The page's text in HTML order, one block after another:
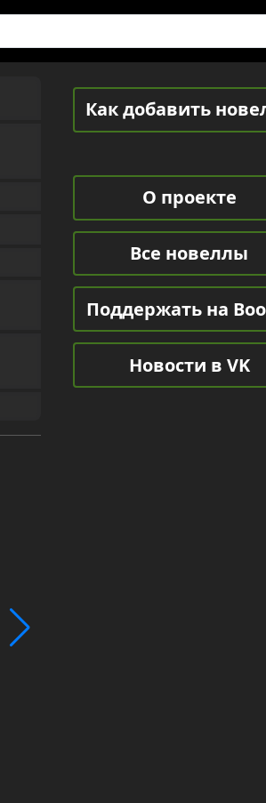
Как добавить
О проекте
Все новеллы
Поддержать на
Новости в VK